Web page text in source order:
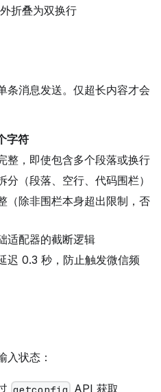
折叠为双换行
条消息发送。仅超长内容才会
字符
整，即使包含多个段落或换行
（段落、空行、代码围栏）
（除非围栏本身超出限制，否
适配器的截断逻辑
迟 0.3 秒，防止触发微信频
入状态：
API 获取